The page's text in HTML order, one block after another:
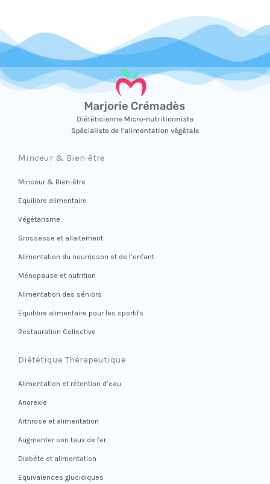
Minceur & Bien-être
Minceur & Bien-être
Equilibre alimentaire
Végétarisme
Grossesse et allaitement
Alimentation du nourrisson et de l’enfant
Ménopause et nutrition
Alimentation des séniors
Equilibre alimentaire pour les sportifs
Restauration Collective
Diététique Thérapeutique
Alimentation et rétention d’eau
Anorexie
Arthrose et alimentation
Augmenter son taux de fer
Diabète et alimentation
Equivalences glucidiques